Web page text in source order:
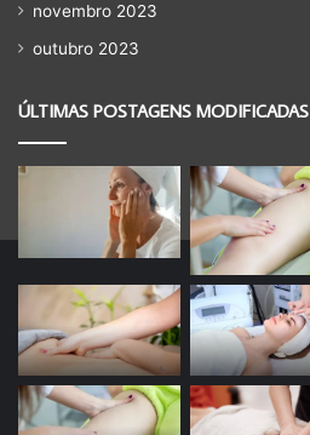
novembro 2023
outubro 2023
ÚLTIMAS POSTAGENS MODIFICADAS